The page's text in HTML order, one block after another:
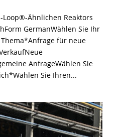
Loop®-Ähnlichen Reaktors
GermanWählen Sie Ihr
für neue
AnfrageWählen Sie
Sie Ihren...